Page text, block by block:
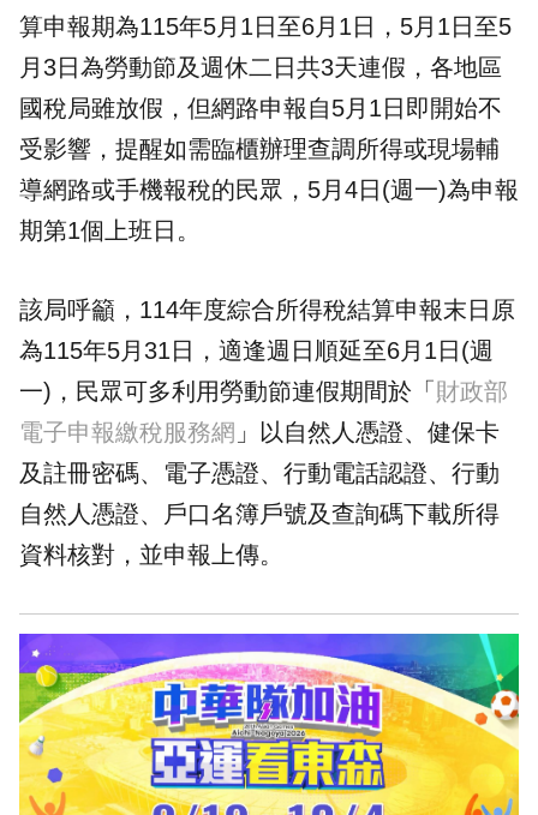
算申報期為115年5月1日至6月1日，5月1日至5
月3日為勞動節及週休二日共3天連假，各地區
國稅局雖放假，但網路申報自5月1日即開始不
受影響，提醒如需臨櫃辦理查調所得或現場輔
導網路或手機報稅的民眾，5月4日(週一)為申報
期第1個上班日。
該局呼籲，114年度綜合所得稅結算申報末日原
為115年5月31日，適逢週日順延至6月1日(週
一)，民眾可多利用勞動節連假期間於「 財政部
電子申報繳稅服務網 」以自然人憑證、健保卡
及註冊密碼、電子憑證、行動電話認證、行動
自然人憑證、戶口名簿戶號及查詢碼下載所得
資料核對，並申報上傳。